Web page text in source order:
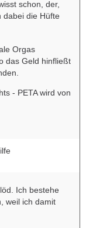
schon, der,
dabei die Hüfte
Orgas
das Geld hinfließt
- PETA wird von
Ich bestehe
weil ich damit